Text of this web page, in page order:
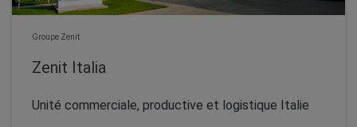
Groupe Zenit
Zenit Italia
Unité commerciale, productive et logistique Italie